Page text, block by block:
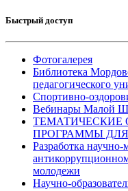
Быстрый доступ
Фотогалерея
Библиотека
педагогического
Спортивно-
Вебинары Малой
ТЕМАТИЧЕСКИЕ
ПРОГРАММЫ ДЛЯ
Разработка
молодежи
Научно-